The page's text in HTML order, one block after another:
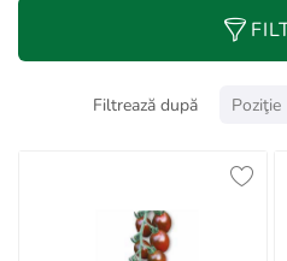
Filtrează după